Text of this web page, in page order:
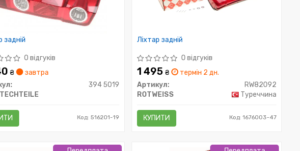
задній
0 відгуків
₴
завтра
394 5019
Код: 516201-19
Ліхтар задній
0 відгуків
1 495₴
термін 2 дн.
Артикул:
RW82092
ROTWEISS
Туреччина
КУПИТИ Код: 1676003-47